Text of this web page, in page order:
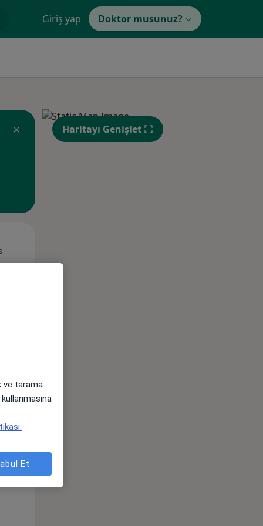
Giriş yap Doktor musunuz?
10 Ağustos
Haritayı Genişlet
ve tarama
Et